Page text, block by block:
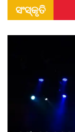
ସଂସ୍କୃତି